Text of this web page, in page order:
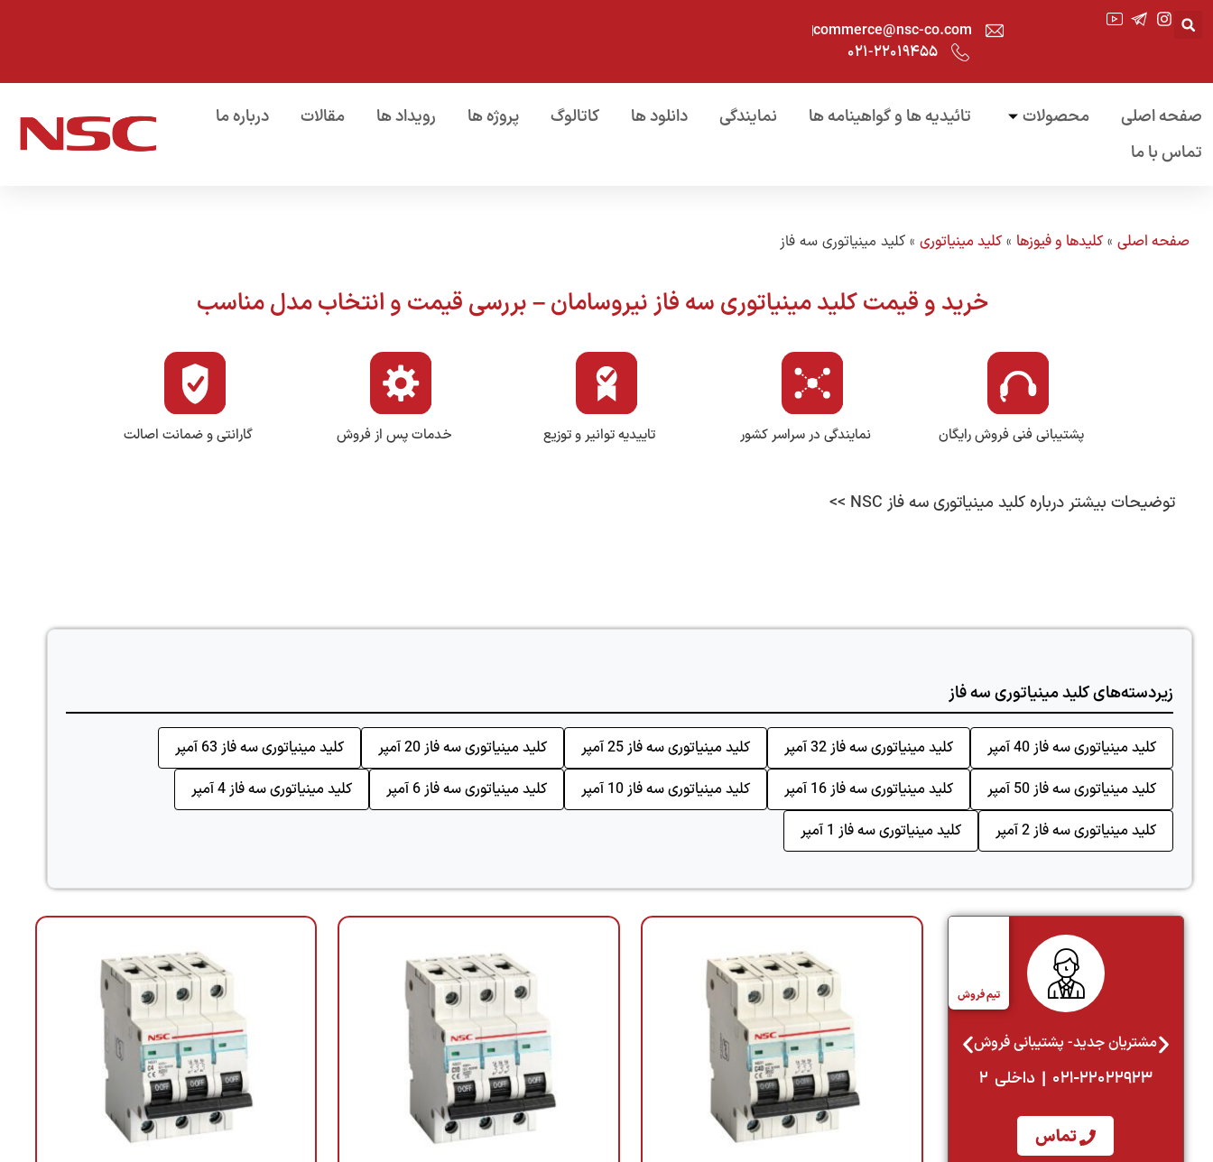
commerce@nsc-co.com
۰۲۱-۲۲۰۱۹۴۵۵
صفحه اصلی محصولات تائیدیه ها و گواهینامه ها نمایندگی دانلود ها کاتالوگ پروژه ها رویداد ها مقالات
درباره ما
تماس با ما
صفحه اصلی » کلیدها و فیوزها » کلید مینیاتوری » کلید مینیاتوری سه فاز
خرید و قیمت کلید مینیاتوری سه فاز نیروسامان – بررسی قیمت و انتخاب مدل مناسب
پشتیبانی فنی فروش رایگان نمایندگی در سراسر کشور تاییدیه توانیر و توزیع خدمات پس از فروش گارانتی و ضمانت اصالت
توضیحات بیشتر درباره کلید مینیاتوری سه فاز NSC >>
زیردسته‌های کلید مینیاتوری سه فاز
کلید مینیاتوری سه فاز 40 آمپر کلید مینیاتوری سه فاز 32 آمپر کلید مینیاتوری سه فاز 25 آمپر کلید مینیاتوری سه فاز 20 آمپر
کلید مینیاتوری سه فاز 63 آمپر
کلید مینیاتوری سه فاز 50 آمپر
کلید مینیاتوری سه فاز 16 آمپر کلید مینیاتوری سه فاز 10 آمپر کلید مینیاتوری سه فاز 6 آمپر
کلید مینیاتوری سه فاز 4 آمپر
کلید مینیاتوری سه فاز 2 آمپر
کلید مینیاتوری سه فاز 1 آمپر
مدیر بازرگانی
۰۲۱-۲۲۰۱۹۳۸۰
تماس
تیم فروش